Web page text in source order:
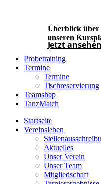
Überblick über
unseren
Jetzt ansehen
Probetraining
Termine
Termine
Tischreservierung
Teamshop
TanzMatch
Startseite
Vereinsleben
Aktuelles
Unser Verein
Unser Team
Mitgliedschaft